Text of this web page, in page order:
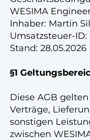
WESIMA
Inhaber: Martin
Umsatzsteuer-ID:
Stand: 28.05.2026
§1
Diese AGB
Verträge,
sonstigen
zwischen